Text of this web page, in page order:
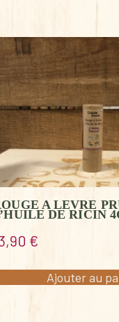
A LEVRE
DE RICIN
€
Ajouter au